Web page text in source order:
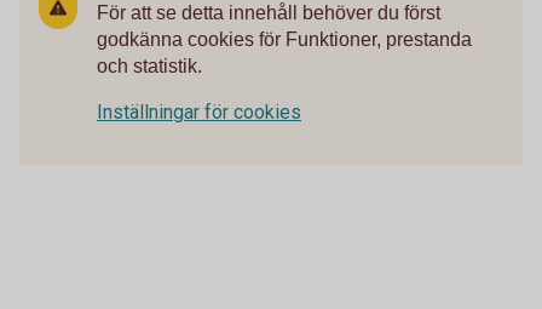
För att se detta innehåll behöver du först
godkänna cookies för Funktioner, prestanda
och statistik.
Inställningar för cookies